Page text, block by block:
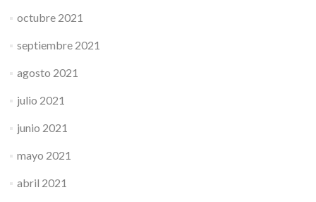
octubre 2021
septiembre 2021
agosto 2021
julio 2021
junio 2021
mayo 2021
abril 2021